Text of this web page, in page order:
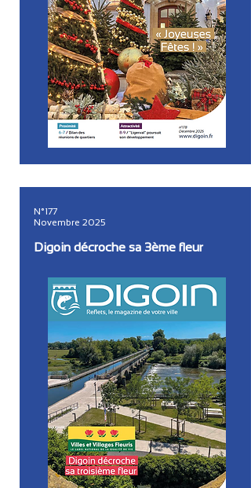
N°177
Novembre 2025
Digoin décroche sa 3ème fleur